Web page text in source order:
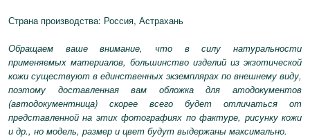
Страна производства: Россия, Астрахань
Обращаем ваше внимание, что в силу натуральности
применяемых материалов, большинство изделий из экзотической
кожи существуют в единственных экземплярах по внешнему виду,
поэтому доставленная вам обложка для атодокументов
(автодокументница) скорее всего будет отличаться от
представленной на этих фотографиях по фактуре, рисунку кожи
и др., но модель, размер и цвет будут выдержаны максимально.